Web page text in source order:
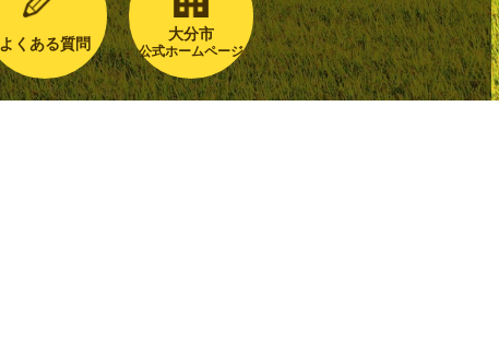
よくある質問
大分市
公式ホームページ